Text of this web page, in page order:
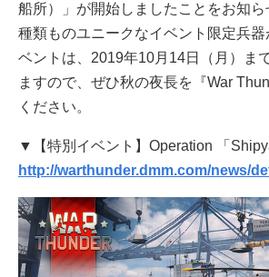
船所）」が開始しましたことをお知
種類ものユニークなイベント限定兵器
ベントは、2019年10月14日（月）ま
ますので、ぜひ秋の夜長を『War
ください。
▼【特別イベント】Operation 「
http://warthunder.dmm.com/news/